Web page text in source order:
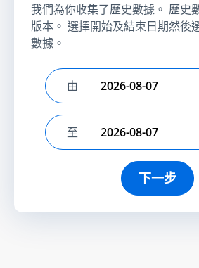
我們為你收集了歷史數據。 歷史
版本。 選擇開始及結束日期然後
數據。
選擇開始日期
由
選擇結束日期
至
下一步